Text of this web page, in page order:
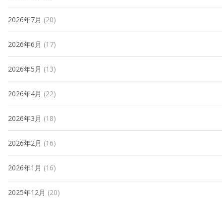
2026年7月 (20)
2026年6月 (17)
2026年5月 (13)
2026年4月 (22)
2026年3月 (18)
2026年2月 (16)
2026年1月 (16)
2025年12月 (20)